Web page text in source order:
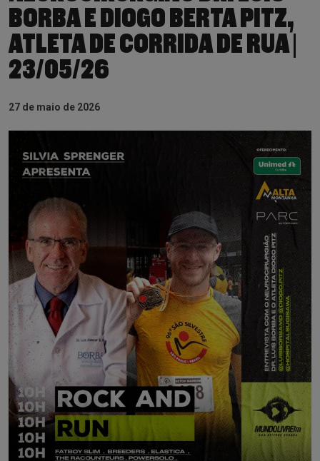
BORBA E DIOGO BERTA PITZ,
ATLETA DE CORRIDA DE RUA |
23/05/26
27 de maio de 2026